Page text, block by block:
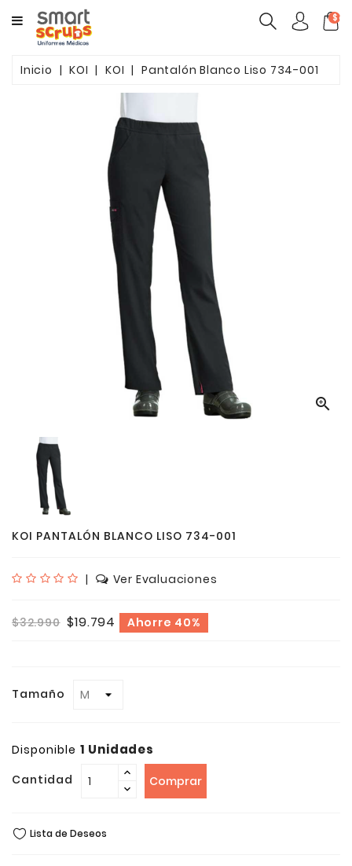
CATEGORY
COMPLEMENTOS
Inicio KOI KOI Pantalón Blanco Liso 734-001

KOI PANTALÓN BLANCO LISO 734-001
| Ver Evaluaciones
$32.990 $19.794 Ahorre 40%
Tamaño
Disponible 1 Unidades
Cantidad Comprar
Lista de Deseos